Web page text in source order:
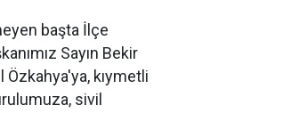
başta İlçe
Sayın Bekir
Özkahya'ya, kıymetli
sivil